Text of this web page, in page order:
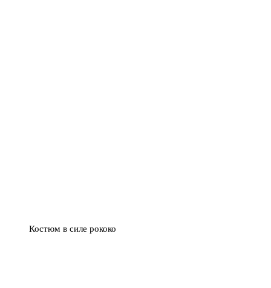
Костюм в силе рококо